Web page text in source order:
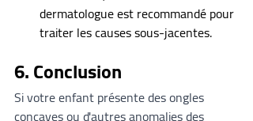
dermatologue est recommandé pour
traiter les causes sous-jacentes.
6. Conclusion
Si votre enfant présente des ongles